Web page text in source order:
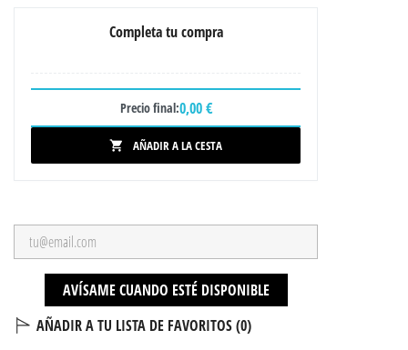
Completa tu compra
Precio final:0,00 €
 AÑADIR A LA CESTA
AVÍSAME CUANDO ESTÉ DISPONIBLE
AÑADIR A TU LISTA DE FAVORITOS (0)